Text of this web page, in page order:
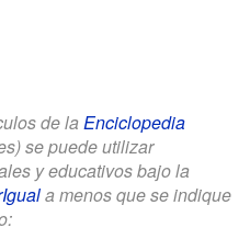
de la Enciclopedia
se puede utilizar
y educativos bajo la
a menos que se indique